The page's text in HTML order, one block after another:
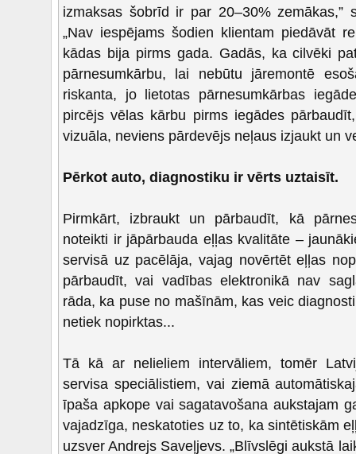
izmaksas šobrīd ir par 20–30% zemākas,”
„Nav iespējams šodien klientam piedāvāt
kādas bija pirms gada. Gadās, ka cilvēki
pārnesumkārbu, lai nebūtu jāremontē
riskanta, jo lietotas pārnesumkārbas
pircējs vēlas kārbu pirms iegādes
vizuāla, neviens pārdevējs neļaus izjaukt un
Pērkot auto, diagnostiku ir vērts uztaisīt.
Pirmkārt, izbraukt un pārbaudīt, kā
noteikti ir jāpārbauda eļļas kvalitāte –
servisā uz pacēlāja, vajag novērtēt eļļas
pārbaudīt, vai vadības elektronikā nav
rāda, ka puse no mašīnām, kas veic
netiek nopirktas...
Tā kā ar nelieliem intervāliem, tomēr
servisa speciālistiem, vai ziemā
īpaša apkope vai sagatavošana aukstajam
vajadzīga, neskatoties uz to, ka sintētiskām
uzsver Andrejs Saveļjevs. „Blīvslēgi aukstā